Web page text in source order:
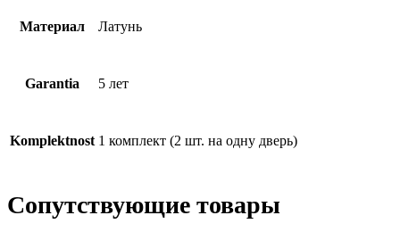
Материал Латунь
Garantia 5 лет
Komplektnost 1 комплект (2 шт. на одну дверь)
Сопутствующие товары